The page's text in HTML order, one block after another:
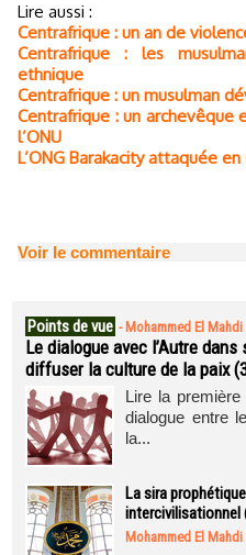
Lire aussi :
Centrafrique : un an de
Centrafrique : les
ethnique
Centrafrique : un musulman
Centrafrique : un archevêque
l’ONU
L’ONG Barakacity attaquée
Voir le commentaire
Points de vue - Mohammed El
Le dialogue avec l’Autre
diffuser la culture de la paix
Lire la
dialogue entre
la...
La sira
intercivilisationnel
Mohammed El